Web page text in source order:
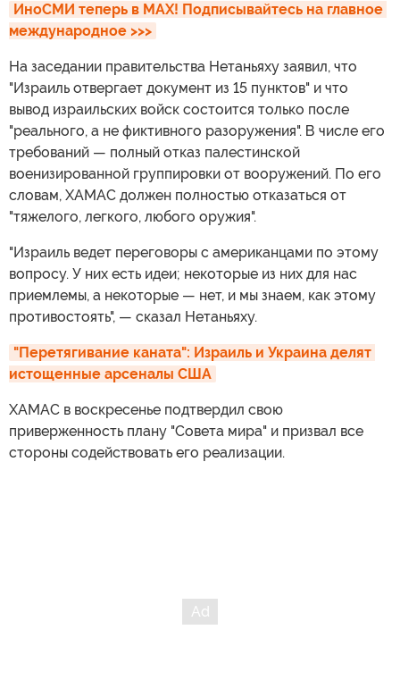
ИноСМИ теперь в MAX! Подписывайтесь на главное
международное >>>
На заседании правительства Нетаньяху заявил, что
"Израиль отвергает документ из 15 пунктов" и что
вывод израильских войск состоится только после
"реального, а не фиктивного разоружения". В числе его
требований — полный отказ палестинской
военизированной группировки от вооружений. По его
словам, ХАМАС должен полностью отказаться от
"тяжелого, легкого, любого оружия".
"Израиль ведет переговоры с американцами по этому
вопросу. У них есть идеи; некоторые из них для нас
приемлемы, а некоторые — нет, и мы знаем, как этому
противостоять", — сказал Нетаньяху.
"Перетягивание каната": Израиль и Украина делят
истощенные арсеналы США
ХАМАС в воскресенье подтвердил свою
приверженность плану "Совета мира" и призвал все
стороны содействовать его реализации.